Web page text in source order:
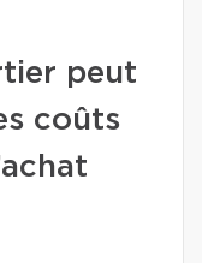
peut
coûts